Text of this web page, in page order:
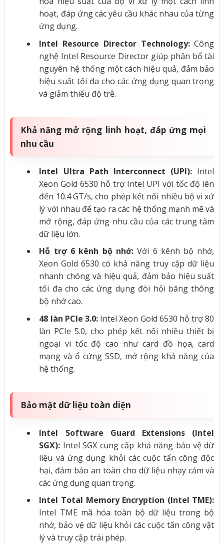
hoạt, đáp ứng các yêu cầu khác nhau của từng
ứng dụng.
Intel Resource Director Technology:Công
nghệ Intel Resource Director giúp phân bổ tài
nguyên hệ thống một cách hiệu quả, đảm bảo
hiệu suất tối đa cho các ứng dụng quan trọng
và giảm thiểu độ trễ.
Khả năng mở rộng linh hoạt, đáp ứng mọi
nhu cầu
Intel Ultra Path Interconnect (UPI): Intel
Xeon Gold 6530 hỗ trợ Intel UPI với tốc độ lên
đến 10.4 GT/s, cho phép kết nối nhiều bộ vi xử
lý với nhau để tạo ra các hệ thống mạnh mẽ và
mở rộng, đáp ứng nhu cầu của các trung tâm
dữ liệu lớn.
Hỗ trợ 6 kênh bộ nhớ:Với 6 kênh bộ nhớ,
Xeon Gold 6530 có khả năng truy cập dữ liệu
nhanh chóng và hiệu quả, đảm bảo hiệu suất
tối đa cho các ứng dụng đòi hỏi băng thông
bộ nhớ cao.
48 làn PCIe 3.0: Intel Xeon Gold 6530 hỗ trợ 80
làn PCIe 5.0, cho phép kết nối nhiều thiết bị
ngoại vi tốc độ cao như card đồ họa, card
mạng và ổ cứng SSD, mở rộng khả năng của
hệ thống.
Bảo mật dữ liệu toàn diện
Intel Software Guard Extensions (Intel
SGX): Intel SGX cung cấp khả năng bảo vệ dữ
liệu và ứng dụng khỏi các cuộc tấn công độc
hại, đảm bảo an toàn cho dữ liệu nhạy cảm và
các ứng dụng quan trọng.
Intel Total Memory Encryption (Intel TME):
Intel TME mã hóa toàn bộ dữ liệu trong bộ
nhớ, bảo vệ dữ liệu khỏi các cuộc tấn công vật
lý và truy cập trái phép.